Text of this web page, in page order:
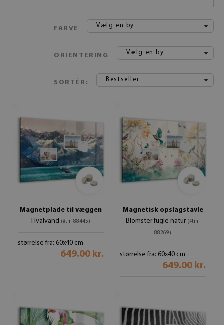
FARVE Vælg en by
ORIENTERING Vælg en by
SORTÉR: Bestseller
Magnetplade til væggen
Hvalvand (#tm-88445)
størrelse fra: 60x40 cm
649.00 kr.
Magnetisk opslagstavle
Blomster fugle natur (#tm-
88269)
størrelse fra: 60x40 cm
649.00 kr.